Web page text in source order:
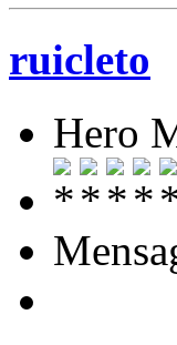
ruicleto
Hero